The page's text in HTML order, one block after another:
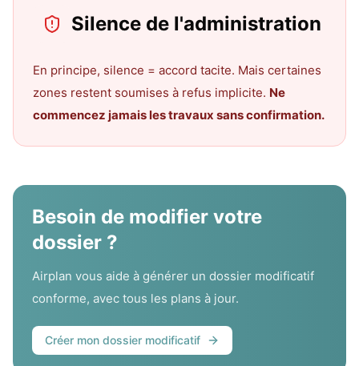
Silence de l'administration
En principe, silence = accord tacite. Mais certaines
zones restent soumises à refus implicite. Ne
commencez jamais les travaux sans confirmation.
Besoin de modifier votre
dossier ?
Airplan vous aide à générer un dossier modificatif
conforme, avec tous les plans à jour.
Créer mon dossier modificatif